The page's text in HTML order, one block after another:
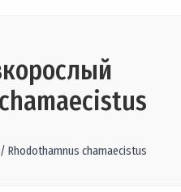
Rhodothamnus chamaecistus